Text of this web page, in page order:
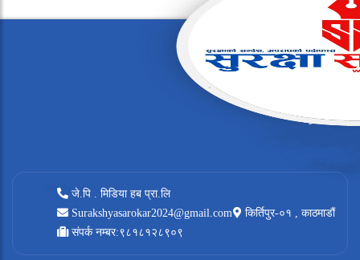
जे.पि . मिडिया हब प्रा.लि
Surakshyasarokar2024@gmail.com
किर्तिपुर-०१ , काठमाडौं
संपर्क नम्बर:९८१८१२८९०९